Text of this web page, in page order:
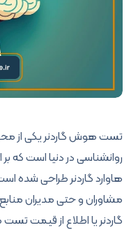
تست هوش گاردنر یکی از
روانشناسی در دنیا است
هاوارد گاردنر طراحی شده
مشاوران و حتی مدیران
گاردنر یا اطلاع از قیمت